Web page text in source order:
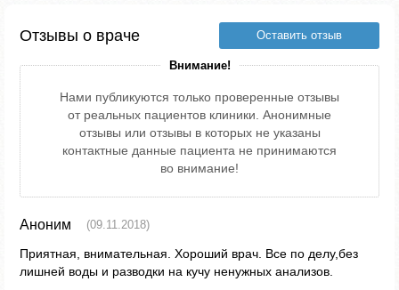
Отзывы о враче Оставить отзыв
Внимание!
Нами публикуются только проверенные отзывы
от реальных пациентов клиники. Анонимные
отзывы или отзывы в которых не указаны
контактные данные пациента не принимаются
во внимание!
Аноним (09.11.2018)
Приятная, внимательная. Хороший врач. Все по делу,без
лишней воды и разводки на кучу ненужных анализов.